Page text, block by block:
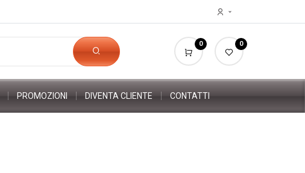
0 0
PROMOZIONI DIVENTA CLIENTE CONTATTI